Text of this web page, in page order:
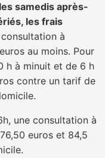
les samedis après-
les frais
à
au moins. Pour
h à minuit et de 6 h
contre un tarif de
une consultation à
euros et 84,5